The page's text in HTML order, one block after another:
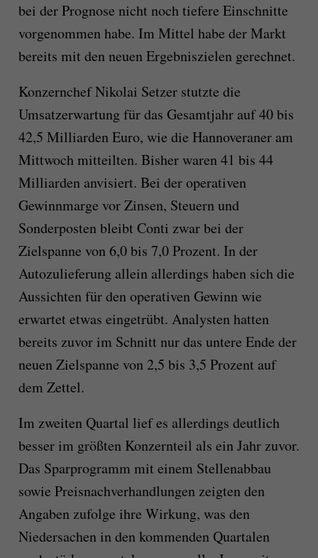
bei der Prognose nicht noch tiefere Einschnitte
vorgenommen habe. Im Mittel habe der Markt
bereits mit den neuen Ergebniszielen gerechnet.
Konzernchef Nikolai Setzer stutzte die
Umsatzerwartung für das Gesamtjahr auf 40 bis
42,5 Milliarden Euro, wie die Hannoveraner am
Mittwoch mitteilten. Bisher waren 41 bis 44
Milliarden anvisiert. Bei der operativen
Gewinnmarge vor Zinsen, Steuern und
Sonderposten bleibt Conti zwar bei der
Zielspanne von 6,0 bis 7,0 Prozent. In der
Autozulieferung allein allerdings haben sich die
Aussichten für den operativen Gewinn wie
erwartet etwas eingetrübt. Analysten hatten
bereits zuvor im Schnitt nur das untere Ende der
neuen Zielspanne von 2,5 bis 3,5 Prozent auf
dem Zettel.
Im zweiten Quartal lief es allerdings deutlich
besser im größten Konzernteil als ein Jahr zuvor.
Das Sparprogramm mit einem Stellenabbau
sowie Preisnachverhandlungen zeigten den
Angaben zufolge ihre Wirkung, was den
Niedersachen in den kommenden Quartalen